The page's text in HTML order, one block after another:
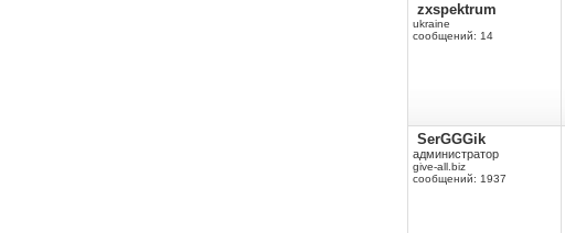
zxspektrum
ukraine
сообщений: 14
SerGGGik
администратор
give-all.biz
сообщений: 1937